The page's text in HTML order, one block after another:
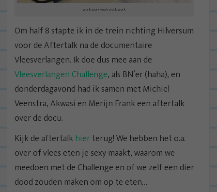
work work work work work
Om half 8 stapte ik in de trein richting Hilversum
voor de Aftertalk na de documentaire
Vleesverlangen. Ik doe dus mee aan de
Vleesverlangen Challenge, als BN’er (haha), en
donderdagavond had ik samen met Michiel
Veenstra, Akwasi en Merijn Frank een aftertalk
over de docu.
Kijk de aftertalk hierterug! We hebben het o.a.
over of vlees eten je sexy maakt, waarom we
meedoen met de Challenge en of we zelf een dier
dood zouden maken om op te eten…